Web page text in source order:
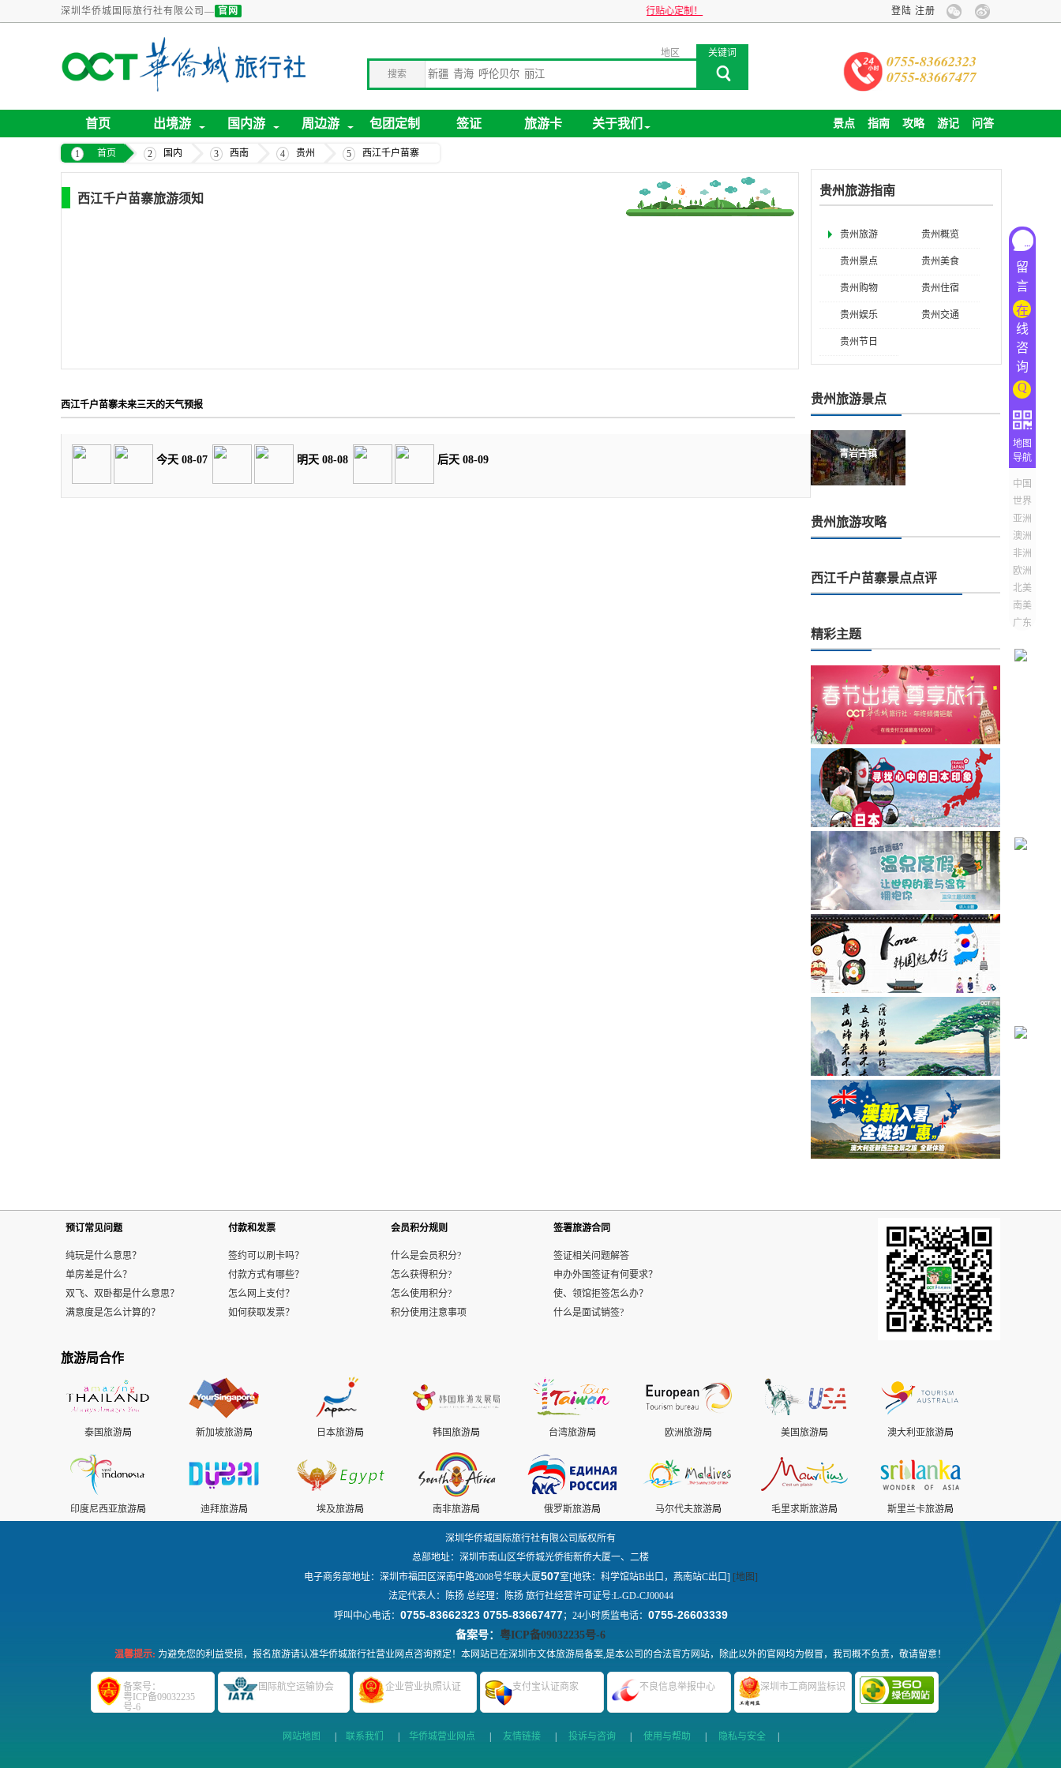
深圳华侨城国际旅行社有限公司— 官网 登陆 注册
企业包团旅游，全球旅行贴心定制！
搜索
地区 关键词
0755-83662323
0755-83667477
首页 出境游 国内游 周边游 包团定制 签证 旅游卡 关于我们 问答
游记
攻略
指南
景点
首页 国内 西南 贵州 西江千户苗寨
西江千户苗寨旅游须知
西江千户苗寨未来三天的天气预报
今天 08-07 明天 08-08 后天 08-09
贵州旅游指南
贵州旅游 贵州概览
贵州景点 贵州美食
贵州购物 贵州住宿
贵州娱乐 贵州交通
贵州节日
贵州旅游景点
青岩古镇
贵州旅游攻略
西江千户苗寨景点点评
精彩主题
留
言
在
线
咨
询
Q
地图
导航
中国
世界
亚洲
澳洲
非洲
欧洲
北美
南美
广东
预订常见问题
纯玩是什么意思？
单房差是什么？
双飞、双卧都是什么意思？
满意度是怎么计算的？
付款和发票
签约可以刷卡吗？
付款方式有哪些？
怎么网上支付？
如何获取发票？
会员积分规则
什么是会员积分?
怎么获得积分?
怎么使用积分?
积分使用注意事项
签署旅游合同
签证相关问题解答
申办外国签证有何要求？
使、领馆拒签怎么办？
什么是面试销签?
旅游局合作
泰国旅游局 新加坡旅游局 日本旅游局 韩国旅游局 台湾旅游局 欧洲旅游局 美国旅游局 澳大利亚旅游局
印度尼西亚旅游局 迪拜旅游局 埃及旅游局 南非旅游局 俄罗斯旅游局 马尔代夫旅游局 毛里求斯旅游局 斯里兰卡旅游局
深圳华侨城国际旅行社有限公司版权所有
总部地址：深圳市南山区华侨城光侨街新侨大厦一、二楼
电子商务部地址：深圳市福田区深南中路2008号华联大厦507室[地铁：科学馆站B出口，燕南站C出口] [地图]
法定代表人：陈扬 总经理：陈扬 旅行社经营许可证号:L-GD-CJ00044
呼叫中心电话： 0755-83662323 0755-83667477；24小时质监电话： 0755-26603339
备案号： 粤ICP备09032235号-6
温馨提示: 为避免您的利益受损，报名旅游请认准华侨城旅行社营业网点咨询预定！本网站已在深圳市文体旅游局备案,是本公司的合法官方网站，除此以外的官网均为假冒，我司概不负责，敬请留意！
备案号：
粤ICP备09032235
号-6
国际航空运输协会 企业营业执照认证 支付宝认证商家 不良信息举报中心 深圳市工商网监标识
网站地图 联系我们 华侨城营业网点 友情链接 投诉与咨询 使用与帮助 隐私与安全